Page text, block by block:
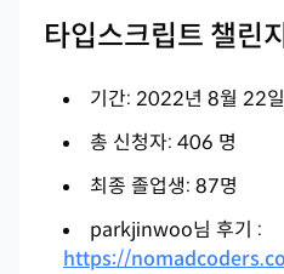
타입스크립트 챌린
기간: 2022년 8월 22
총 신청자: 406 명
최종 졸업생: 87명
parkjinwoo님 후기 :
https://